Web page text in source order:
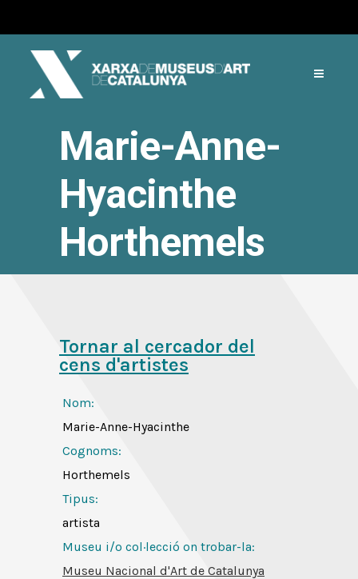
Marie-Anne-
Hyacinthe
Horthemels
Tornar al cercador del
cens d'artistes
Nom:
Marie-Anne-Hyacinthe
Cognoms:
Horthemels
Tipus:
artista
Museu i/o col·lecció on trobar-la:
Museu Nacional d'Art de Catalunya